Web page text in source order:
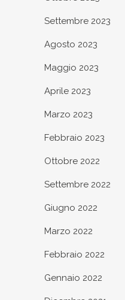
Settembre 2023
Agosto 2023
Maggio 2023
Aprile 2023
Marzo 2023
Febbraio 2023
Ottobre 2022
Settembre 2022
Giugno 2022
Marzo 2022
Febbraio 2022
Gennaio 2022